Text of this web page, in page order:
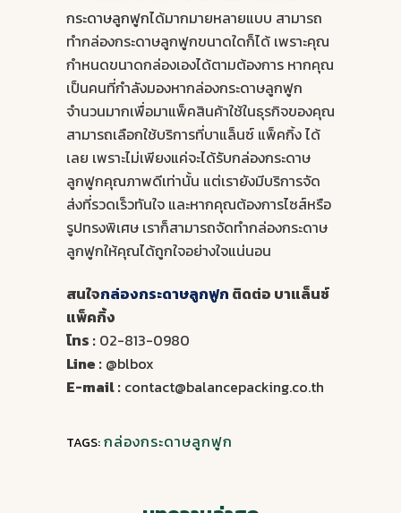
กระดาษลูกฟูกได้มากมายหลายแบบ สามารถ
ทำกล่องกระดาษลูกฟูกขนาดใดก็ได้ เพราะคุณ
กำหนดขนาดกล่องเองได้ตามต้องการ หากคุณ
เป็นคนที่กำลังมองหากล่องกระดาษลูกฟูก
จำนวนมากเพื่อมาแพ็คสินค้าใช้ในธุรกิจของคุณ
สามารถเลือกใช้บริการที่บาแล็นซ์ แพ็คกิ้ง ได้
เลย เพราะไม่เพียงแค่จะได้รับกล่องกระดาษ
ลูกฟูกคุณภาพดีเท่านั้น แต่เรายังมีบริการจัด
ส่งที่รวดเร็วทันใจ และหากคุณต้องการไซส์หรือ
รูปทรงพิเศษ เราก็สามารถจัดทำกล่องกระดาษ
ลูกฟูกให้คุณได้ถูกใจอย่างใจแน่นอน
สนใจกล่องกระดาษลูกฟูก ติดต่อ บาแล็นซ์
แพ็คกิ้ง
โทร : 02-813-0980
Line : @blbox
E-mail : contact@balancepacking.co.th
TAGS:กล่องกระดาษลูกฟูก